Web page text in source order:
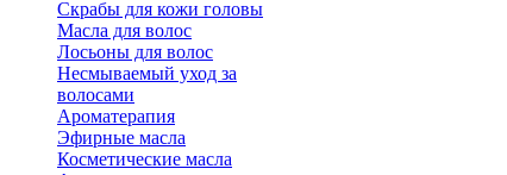
Скрабы для кожи головы
Масла для волос
Лосьоны для волос
Несмываемый уход за
волосами
Ароматерапия
Эфирные масла
Косметические масла